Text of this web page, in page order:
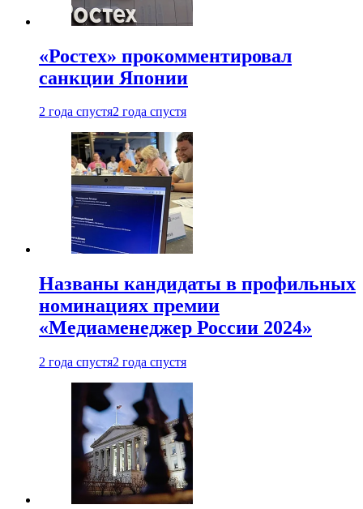
«Ростех» прокомментировал
санкции Японии
2 года спустя2 года спустя
Названы кандидаты в профильных
номинациях премии
«Медиаменеджер России 2024»
2 года спустя2 года спустя